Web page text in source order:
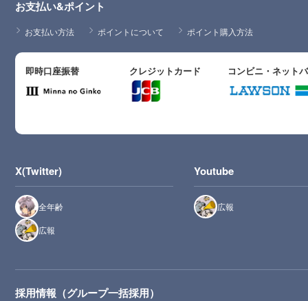
お支払い&ポイント
お支払い方法 ポイントについて ポイント購入方法
即時口座振替 クレジットカード コンビニ・ネット
X(Twitter)
全年齢
広報
Youtube
広報
採用情報（グループ一括採用）